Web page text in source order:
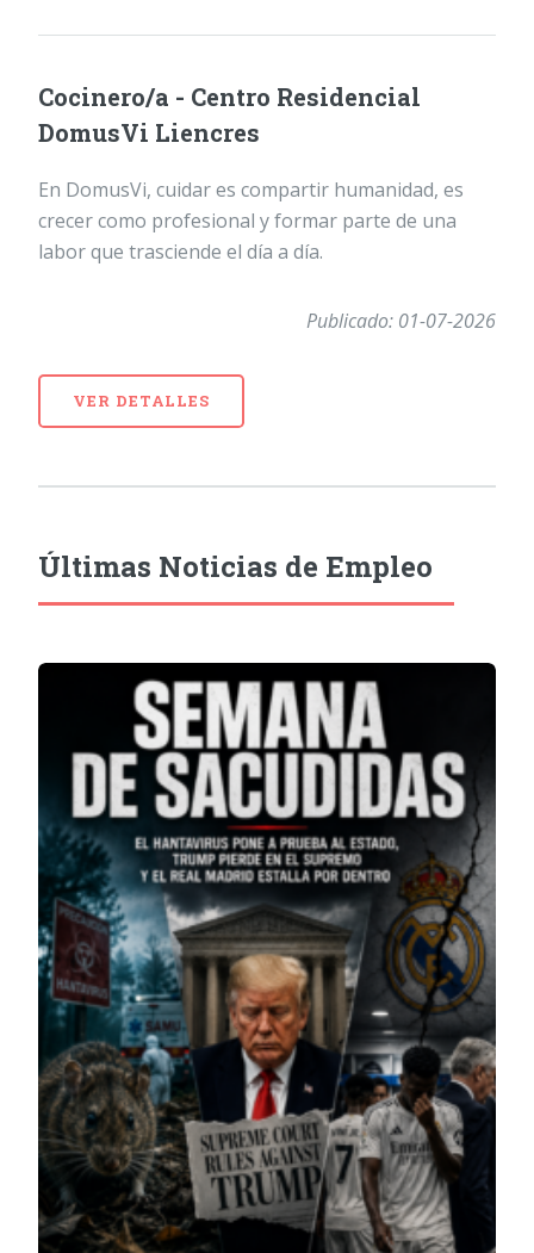
Cocinero/a - Centro Residencial
DomusVi Liencres
En DomusVi, cuidar es compartir humanidad, es
crecer como profesional y formar parte de una
labor que trasciende el día a día.
Publicado: 01-07-2026
VER DETALLES
Últimas Noticias de Empleo